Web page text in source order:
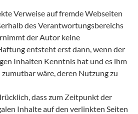
Verweise auf fremde Webseiten
des Verantwortungsbereichs
der Autor keine
entsteht erst dann, wenn der
Inhalten Kenntnis hat und es ihm
wäre, deren Nutzung zu
dass zum Zeitpunkt der
Inhalte auf den verlinkten Seiten